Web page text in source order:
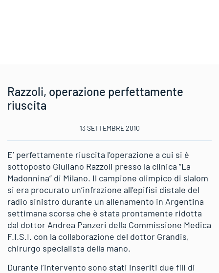
Razzoli, operazione perfettamente
riuscita
13 SETTEMBRE 2010
E’ perfettamente riuscita l’operazione a cui si è
sottoposto Giuliano Razzoli presso la clinica “La
Madonnina” di Milano. Il campione olimpico di slalom
si era procurato un’infrazione all’epifisi distale del
radio sinistro durante un allenamento in Argentina
settimana scorsa che è stata prontamente ridotta
dal dottor Andrea Panzeri della Commissione Medica
F.I.S.I. con la collaborazione del dottor Grandis,
chirurgo specialista della mano.
Durante l’intervento sono stati inseriti due fili di